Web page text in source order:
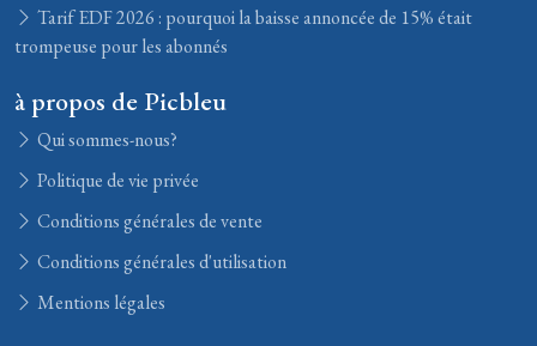
Tarif EDF 2026 : pourquoi la baisse annoncée de 15% était
trompeuse pour les abonnés
à propos de Picbleu
Qui sommes-nous?
Politique de vie privée
Conditions générales de vente
Conditions générales d'utilisation
Mentions légales